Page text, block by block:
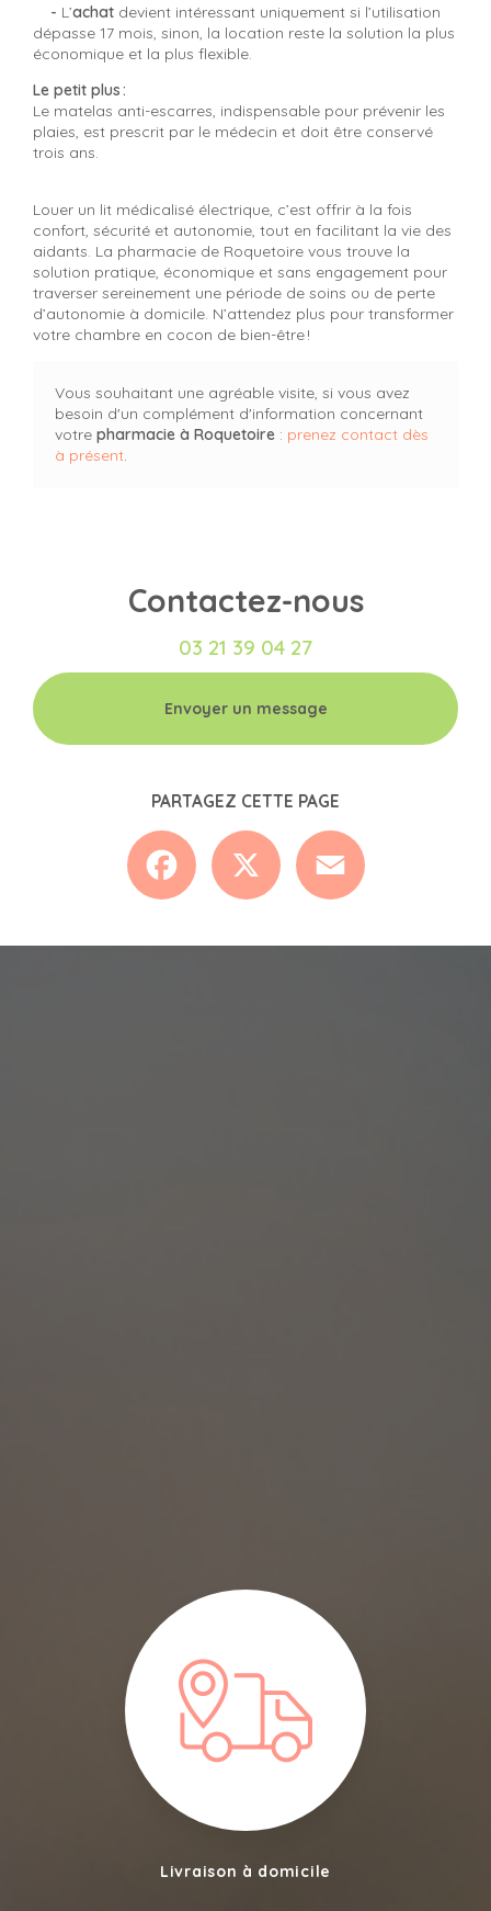
- L’achat devient intéressant uniquement si l’utilisation
dépasse 17 mois, sinon, la location reste la solution la plus
économique et la plus flexible.
Le petit plus :
Le matelas anti-escarres, indispensable pour prévenir les
plaies, est prescrit par le médecin et doit être conservé
trois ans.
Louer un lit médicalisé électrique, c’est offrir à la fois
confort, sécurité et autonomie, tout en facilitant la vie des
aidants. La pharmacie de Roquetoire vous trouve la
solution pratique, économique et sans engagement pour
traverser sereinement une période de soins ou de perte
d’autonomie à domicile. N’attendez plus pour transformer
votre chambre en cocon de bien-être !
Vous souhaitant une agréable visite, si vous avez
besoin d'un complément d'information concernant
votre pharmacie à Roquetoire : prenez contact dès
à présent
Contactez-nous
03 21 39 04 27
Envoyer un message
PARTAGEZ CETTE PAGE
Facebook
Livraison à domicile